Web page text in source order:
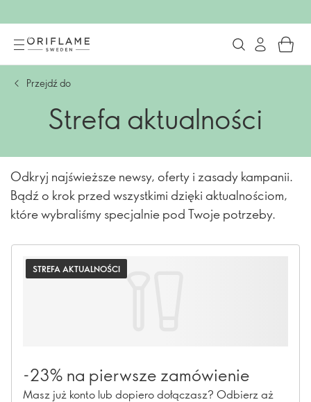
Przejdź do
Strefa aktualności
Odkryj najświeższe newsy, oferty i zasady kampanii.
Bądź o krok przed wszystkimi dzięki aktualnościom,
które wybraliśmy specjalnie pod Twoje potrzeby.
STREFA AKTUALNOŚCI
-23% na pierwsze zamówienie
Masz już konto lub dopiero dołączasz? Odbierz aż